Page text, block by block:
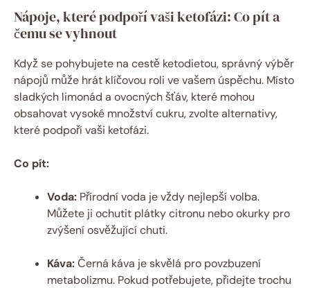
Nápoje, které podpoří vaši ketofázi: Co pít a
čemu se vyhnout
Když se pohybujete na cestě ketodietou, správný výběr
nápojů může hrát klíčovou roli ve vašem úspěchu. Místo
sladkých limonád a ovocných šťáv, které mohou
obsahovat vysoké množství cukru, zvolte alternativy,
které podpoří vaši ketofázi.
Co pít:
Voda: Přírodní voda je vždy nejlepší volba.
Můžete ji ochutit plátky citronu nebo okurky pro
zvýšení osvěžující chuti.
Káva:Černá káva je skvělá pro povzbuzení
metabolizmu. Pokud potřebujete, přidejte trochu